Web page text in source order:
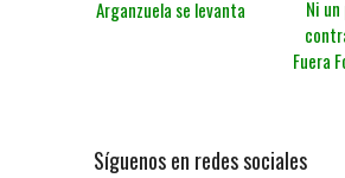
Arganzuela se levanta
Ni
Fuera
Síguenos en redes sociales